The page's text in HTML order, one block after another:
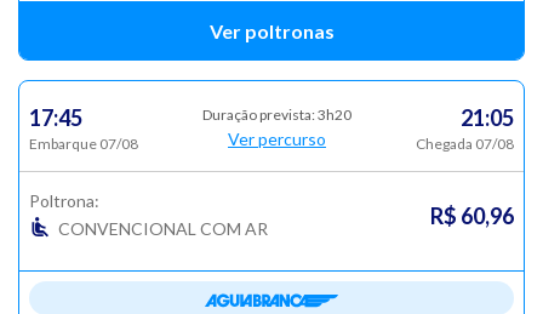
Ver poltronas
17:45
Embarque 07/08
Duração prevista: 3h20
Ver percurso
21:05
Chegada 07/08
Poltrona:
CONVENCIONAL COM AR
R$ 60,96